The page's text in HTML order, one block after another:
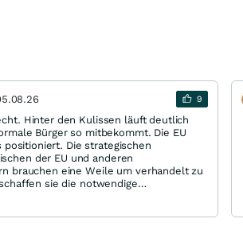
9
Hinter den Kulissen läuft deutlich
Bürger so mitbekommt. Die EU
positioniert. Die strategischen
der EU und anderen
brauchen eine Weile um verhandelt zu
sie die notwendige